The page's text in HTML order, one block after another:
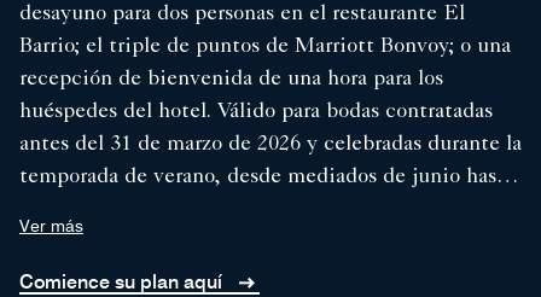
desayuno para dos personas en el restaurante El
Barrio; el triple de puntos de Marriott Bonvoy; o una
recepción de bienvenida de una hora para los
huéspedes del hotel. Válido para bodas contratadas
antes del 31 de marzo de 2026 y celebradas durante la
temporada de verano, desde mediados de junio hasta
Ver más
Comience su plan aquí